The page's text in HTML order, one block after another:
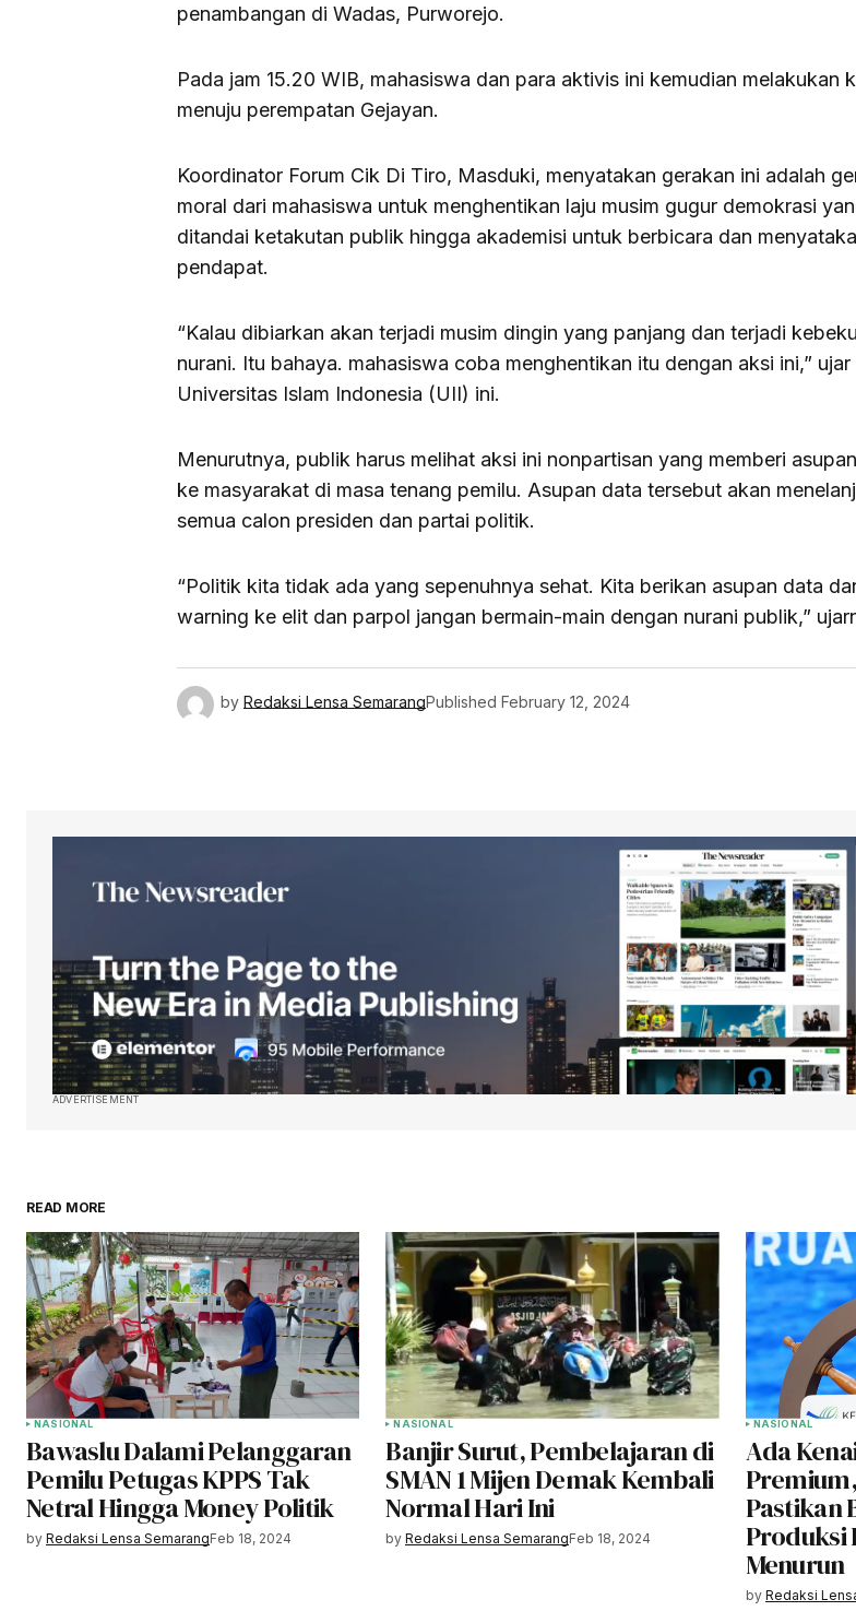
penambangan di Wadas, Purworejo.
Pada jam 15.20 WIB, mahasiswa dan para aktivis ini kemudian melakukan
menuju perempatan Gejayan.
Koordinator Forum Cik Di Tiro, Masduki, menyatakan gerakan ini adalah
moral dari mahasiswa untuk menghentikan laju musim gugur demokrasi
ditandai ketakutan publik hingga akademisi untuk berbicara dan
pendapat.
“Kalau dibiarkan akan terjadi musim dingin yang panjang dan terjadi
nurani. Itu bahaya. mahasiswa coba menghentikan itu dengan aksi ini,” ujar
Universitas Islam Indonesia (UII) ini.
Menurutnya, publik harus melihat aksi ini nonpartisan yang memberi
ke masyarakat di masa tenang pemilu. Asupan data tersebut akan
semua calon presiden dan partai politik.
“Politik kita tidak ada yang sepenuhnya sehat. Kita berikan asupan data
warning ke elit dan parpol jangan bermain-main dengan nurani publik,”
by Redaksi Lensa SemarangPublished February 12, 2024
ADVERTISEMENT
READ MORE
NASIONAL
Bawaslu Dalami Pelanggaran
Pemilu Petugas KPPS Tak
Netral Hingga Money Politik
by Redaksi Lensa SemarangFeb 18, 2024
NASIONAL
Banjir Surut, Pembelajaran di
SMAN 1 Mijen Demak Kembali
Normal Hari Ini
by Redaksi Lensa SemarangFeb 18, 2024
NASIONAL
Ada
Pastikan
Produksi
Menurun
by Redaksi